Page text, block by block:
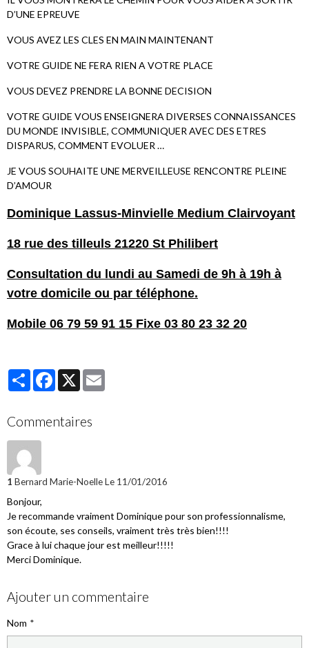
D’UNE EPREUVE
VOUS AVEZ LES CLES EN MAIN MAINTENANT
VOTRE GUIDE NE FERA RIEN A VOTRE PLACE
VOUS DEVEZ PRENDRE LA BONNE DECISION
VOTRE GUIDE VOUS ENSEIGNERA DIVERSES CONNAISSANCES
DU MONDE INVISIBLE, COMMUNIQUER AVEC DES ETRES
DISPARUS, COMMENT EVOLUER …
JE VOUS SOUHAITE UNE MERVEILLEUSE RENCONTRE PLEINE
D’AMOUR
Dominique Lassus-Minvielle Medium Clairvoyant
18 rue des tilleuls 21220 St Philibert
Consultation du lundi au Samedi de 9h à 19h à
votre domicile ou par téléphone.
Mobile 06 79 59 91 15 Fixe 03 80 23 32 20
PartagerFacebook
X
Commentaires
1 Bernard Marie-NoelleLe 11/01/2016
Bonjour,
Je recommande vraiment Dominique pour son professionnalisme,
son écoute, ses conseils, vraiment très très bien!!!!
Grace à lui chaque jour est meilleur!!!!!
Merci Dominique.
Ajouter un commentaire
Nom